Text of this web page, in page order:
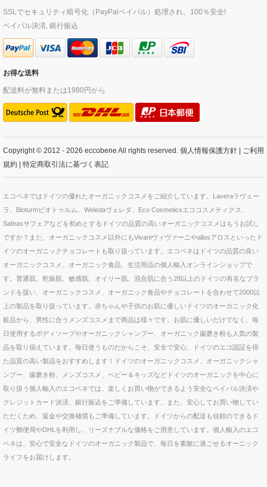
SSLでセキュリティ暗号化（PayPalペイパル）処理され、100％安全!
ペイパル決済, 銀行振込
お得な送料
配送料が無料または1980円から
Copyright © 2012 - 2026 eccobene All rights reserved. 個人情報保護方針
ご利用
規約
特定商取引法に基づく表記
エコベネではドイツの優れたオーガニックコスメをご紹介しています。Laveraラヴェー
ラ、Bioturmビオトゥルム、Weledaヴェレダ、Eco Cosmeticsエココスメティクス、
Safeasサフェアなどを初めとするドイツの品質の高いオーガニックコスメはもうお試し
ですか？また、オーガニックコスメ以外にもVivaniヴィヴァーニやallosアロスといったド
イツのオーガニックチョコレートも取り扱っています。エコベネはドイツの品質の良い
オーガニックコスメ、オーガニック食品、生活用品の個人輸入オンラインショップで
す。普通肌、乾燥肌、敏感肌、オイリー肌、混合肌に合う28以上のドイツの有名なブラ
ンドを扱い、オーガニックコスメ、オーガニック食品やチョコレートを合わせて2000以
上の製品を取り扱っています。赤ちゃんや子供のお肌に優しいドイツのオーガニック化
粧品から、男性に合うメンズコスメまで商品は様々です。お肌に優しいだけでなく、毎
日使用するボディソープやオーガニックシャンプー、オーガニック歯磨き粉も人気の製
品を取り揃えています。毎日使うものだからこそ、安全で安心、ドイツのエコ認証を得
た品質の高い製品をおすすめします！ドイツのオーガニックコスメ、オーガニックシャ
ンプー、歯磨き粉、メンズコスメ、ベビー＆キッズなどドイツのオーガニックを中心に
取り扱う個人輸入のエコベネでは、楽しくお買い物ができるよう安全なペイパル決済や
クレジットカード決済、銀行振込をご準備しています。また、安心してお買い物してい
ただくため、返金や交換補償もご準備しています。ドイツからの配送も信頼のできるド
イツ郵便局やDHLを利用し、リーズナブルな価格をご用意しています。個人輸入のエコ
ベネは、安心で安全なドイツのオーガニック製品で、毎日を素敵に過ごせるオーニック
ライフをお届けします。